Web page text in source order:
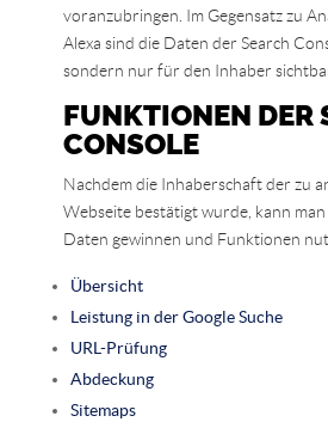
voranzubringen. Im Gegensatz zu
Alexa sind die Daten der Search
sondern nur für den Inhaber
FUNKTIONEN DER
CONSOLE
Nachdem die Inhaberschaft der zu
Webseite bestätigt wurde, kann
Daten gewinnen und Funktionen
Übersicht
Leistung in der Google Suche
URL-Prüfung
Abdeckung
Sitemaps